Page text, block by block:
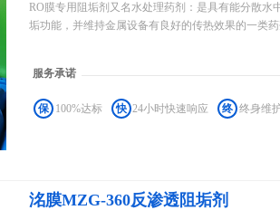
RO膜专用阻垢剂又名水处理药剂：是具有能分散
垢功能，并维持金属设备有良好的传热效果的一类
服务承诺
保 100%达标 快 24小时快速响应 终 终身维
洺膜MZG-360反渗透阻垢剂